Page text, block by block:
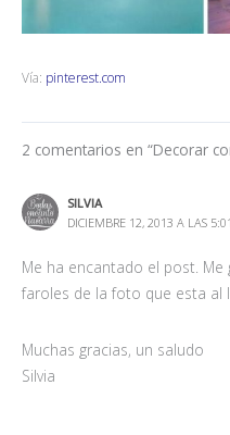
Vía: pinterest.com
2 comentarios en “Decorar
SILVIA
DICIEMBRE 12, 2013 A LAS
Me ha encantado el post.
faroles de la foto que esta al
Muchas gracias, un saludo
Silvia